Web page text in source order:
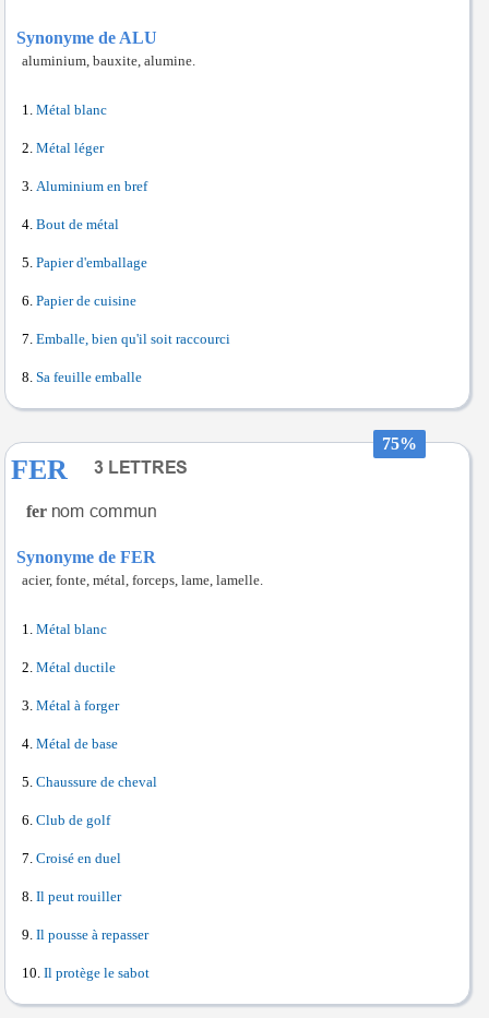
Synonyme de ALU
aluminium, bauxite, alumine.
Métal blanc
Métal léger
Aluminium en bref
Bout de métal
Papier d'emballage
Papier de cuisine
Emballe, bien qu'il soit raccourci
Sa feuille emballe
75%
FER
fer
Synonyme de FER
acier, fonte, métal, forceps, lame, lamelle.
Métal blanc
Métal ductile
Métal à forger
Métal de base
Chaussure de cheval
Club de golf
Croisé en duel
Il peut rouiller
Il pousse à repasser
Il protège le sabot